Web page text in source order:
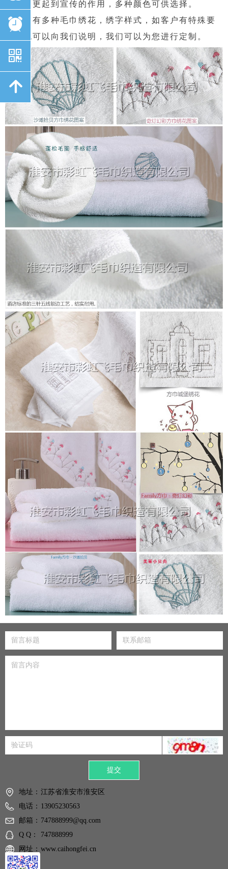
美观度更起到宣传的作用，多种颜色可供选择。
我公司有多种毛巾绣花，绣字样式，如客户有特殊要
求，也可以向我们说明，我们可以为您进行定制。
提交
地址： 江苏省淮安市淮安区
电话： 13905230563
邮箱： 747888999@qq.com
Q Q：
747888999
网址： www.caihongfei.cn
뀥
낃
녕